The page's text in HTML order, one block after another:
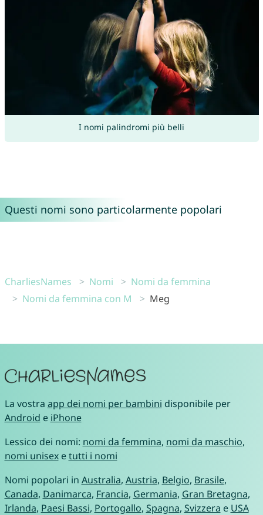
I nomi palindromi più belli
Questi nomi sono particolarmente popolari
CharliesNames Nomi
Nomi da femmina
Nomi da femmina con M
Meg
La vostra app dei nomi per bambini disponibile per
Android e iPhone
Lessico dei nomi: nomi da femmina, nomi da maschio,
nomi unisexetutti i nomi
Nomi popolari in Australia, Austria, Belgio, Brasile,
Canada, Danimarca, Francia, Germania, Gran Bretagna,
Irlanda, Paesi Bassi, Portogallo, Spagna, Svizzera e USA